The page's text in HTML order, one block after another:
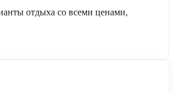
отдыха со всеми ценами,